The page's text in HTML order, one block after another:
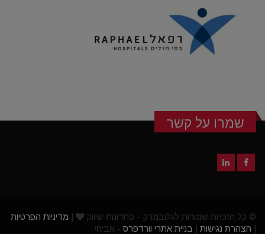
שמרו על קשר
© כל הזכויות שמורות לגלובמרק - פתרונות שיווק
מדיניות הפרטיות
הצהרת נגישות בניית אתרי וורדפרס - אביחי